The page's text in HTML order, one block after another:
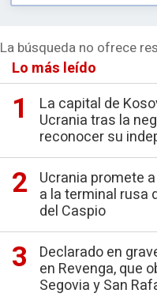
La búsqueda no ofrece
Lo más leído
La capital de
Ucrania tras la
reconocer su
Ucrania promete
a la terminal rusa
del Caspio
Declarado en
en Revenga, que
Segovia y San